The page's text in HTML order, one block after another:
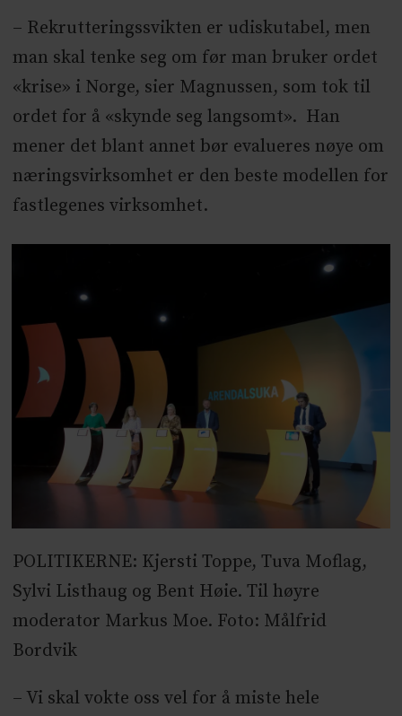
– Rekrutteringssvikten er udiskutabel, men
man skal tenke seg om før man bruker ordet
«krise» i Norge, sier Magnussen, som tok til
ordet for å «skynde seg langsomt». Han
mener det blant annet bør evalueres nøye om
næringsvirksomhet er den beste modellen for
fastlegenes virksomhet.
POLITIKERNE: Kjersti Toppe, Tuva Moflag,
Sylvi Listhaug og Bent Høie. Til høyre
moderator Markus Moe. Foto: Målfrid
Bordvik
– Vi skal vokte oss vel for å miste hele